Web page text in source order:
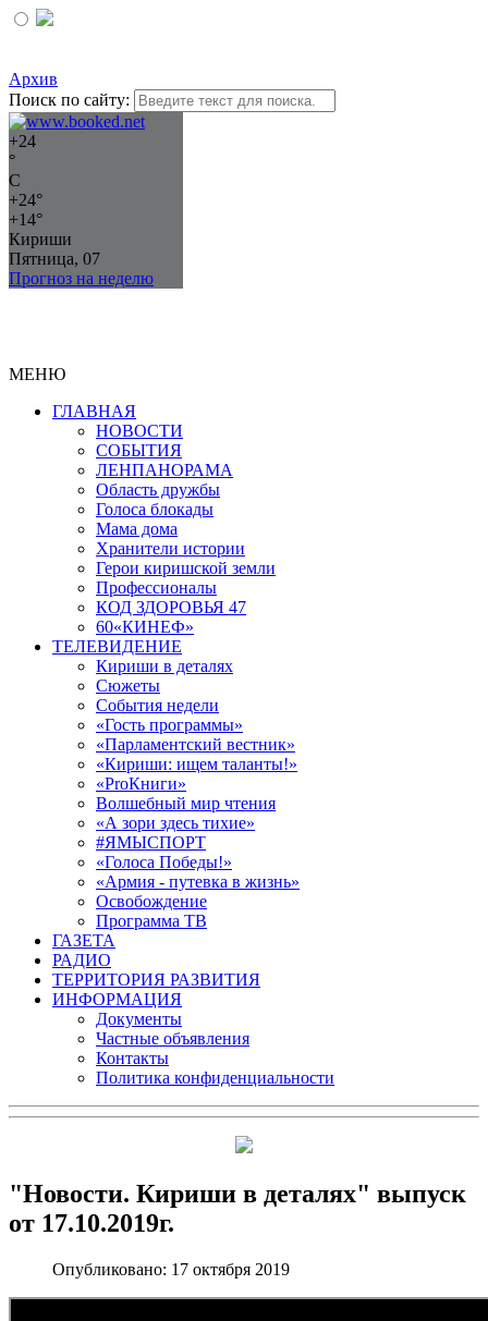
Архив
Поиск по сайту:
+24
°
C
+24°
+14°
Кириши
Пятница, 07
Прогноз на неделю
МЕНЮ
ГЛАВНАЯ
НОВОСТИ
СОБЫТИЯ
ЛЕНПАНОРАМА
Область дружбы
Голоса блокады
Мама дома
Хранители истории
Герои киришской земли
Профессионалы
КОД ЗДОРОВЬЯ 47
60«КИНЕФ»
ТЕЛЕВИДЕНИЕ
Кириши в деталях
Сюжеты
События недели
«Гость программы»
«Парламентский вестник»
«Кириши: ищем таланты!»
«ProКниги»
Волшебный мир чтения
«А зори здесь тихие»
#ЯМЫСПОРТ
«Голоса Победы!»
«Армия - путевка в жизнь»
Освобождение
Программа ТВ
ГАЗЕТА
РАДИО
ТЕРРИТОРИЯ РАЗВИТИЯ
ИНФОРМАЦИЯ
Документы
Частные объявления
Контакты
Политика конфиденциальности
"Новости. Кириши в деталях" выпуск
от 17.10.2019г.
Опубликовано: 17 октября 2019